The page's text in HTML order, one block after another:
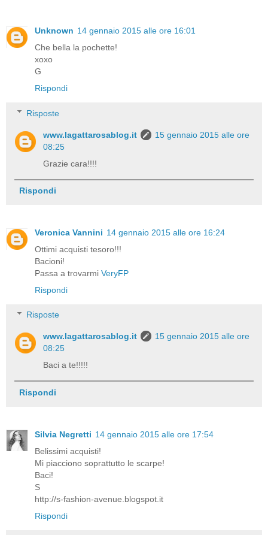
Unknown 14 gennaio 2015 alle ore 16:01
Che bella la pochette!
xoxo
G
Rispondi
Risposte
www.lagattarosablog.it
15 gennaio 2015 alle ore
08:25
Grazie cara!!!!
Rispondi
Veronica Vannini 14 gennaio 2015 alle ore 16:24
Ottimi acquisti tesoro!!!
Bacioni!
Passa a trovarmi VeryFP
Rispondi
Risposte
www.lagattarosablog.it
15 gennaio 2015 alle ore
08:25
Baci a te!!!!!
Rispondi
Silvia Negretti 14 gennaio 2015 alle ore 17:54
Belissimi acquisti!
Mi piacciono soprattutto le scarpe!
Baci!
S
http://s-fashion-avenue.blogspot.it
Rispondi